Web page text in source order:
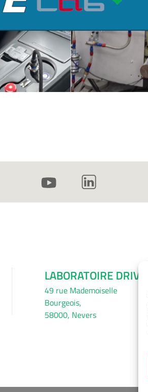
LABORATOIRE DRIVE
49 rue Mademoiselle
Bourgeois,
58000, Nevers